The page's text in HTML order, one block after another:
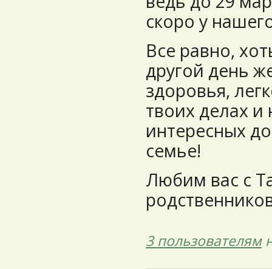
скоро у
Все равно,
другой день
здоровья,
твоих делах и
интересных
семье!
Любим вас с
3 пользователям